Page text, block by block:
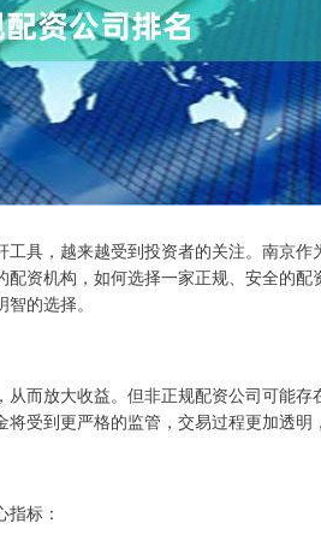
具，越来越受到投资者的关注。南京作
资机构，如何选择一家正规、安全的配
的选择。
而放大收益。但非正规配资公司可能
受到更严格的监管，交易过程更加透明
标：